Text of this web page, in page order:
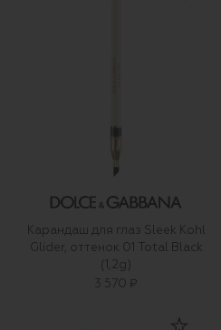
Карандаш для глаз Sleek Kohl
Glider, оттенок 01 Total Black
(1,2g)
3 570 ₽